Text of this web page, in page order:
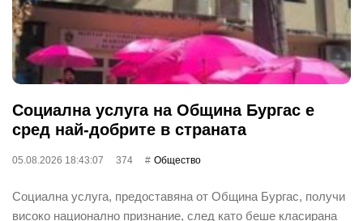
Социална услуга на Община Бургас е
сред най-добрите в страната
05.08.2026 18:43:07 374 Общество
Социална услуга, предоставяна от Община Бургас, получи
високо национално признание, след като беше класирана